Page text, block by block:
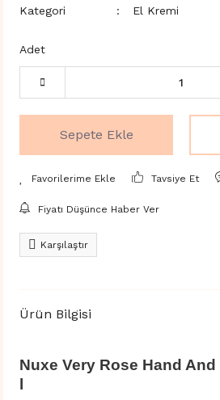
Kategori El Kremi
Adet
Sepete Ekle
Tavsiye Et
Fiyatı Düşünce Haber Ver
Karşılaştır
Ürün Bilgisi
Nuxe Very Rose Hand And